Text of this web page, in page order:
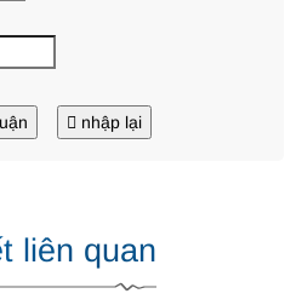
nhập lại
liên quan